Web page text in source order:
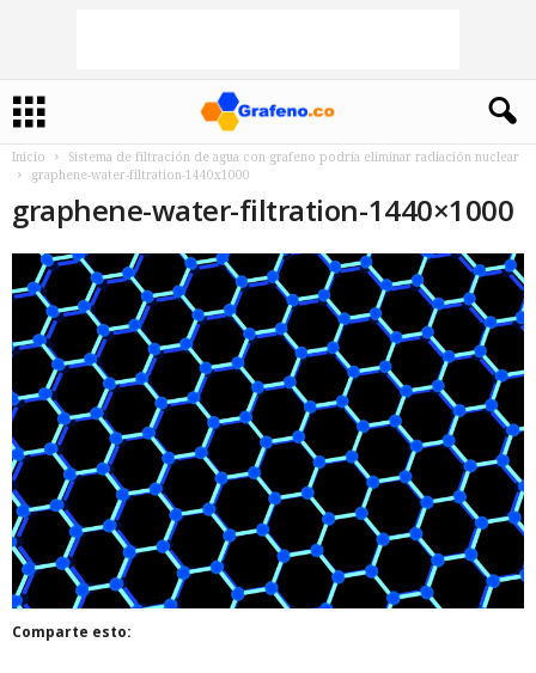
Inicio
Sistema de filtración de agua con grafeno podría eliminar radiación nuclear
graphene-water-filtration-1440x1000
graphene-water-filtration-1440×1000
Comparte esto: